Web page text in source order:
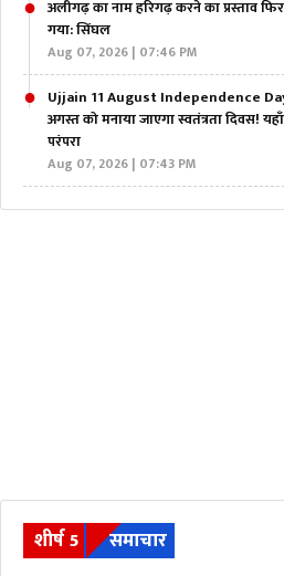
अलीगढ़ का नाम हरिगढ़ करने का प्रस्ताव
गया: सिंघल
Aug 07, 2026 | 07:46 PM
Ujjain 11 August Independence Day
अगस्त को मनाया जाएगा स्वतंत्रता दिवस!
परंपरा
Aug 07, 2026 | 07:43 PM
शीर्ष 5 समाचार